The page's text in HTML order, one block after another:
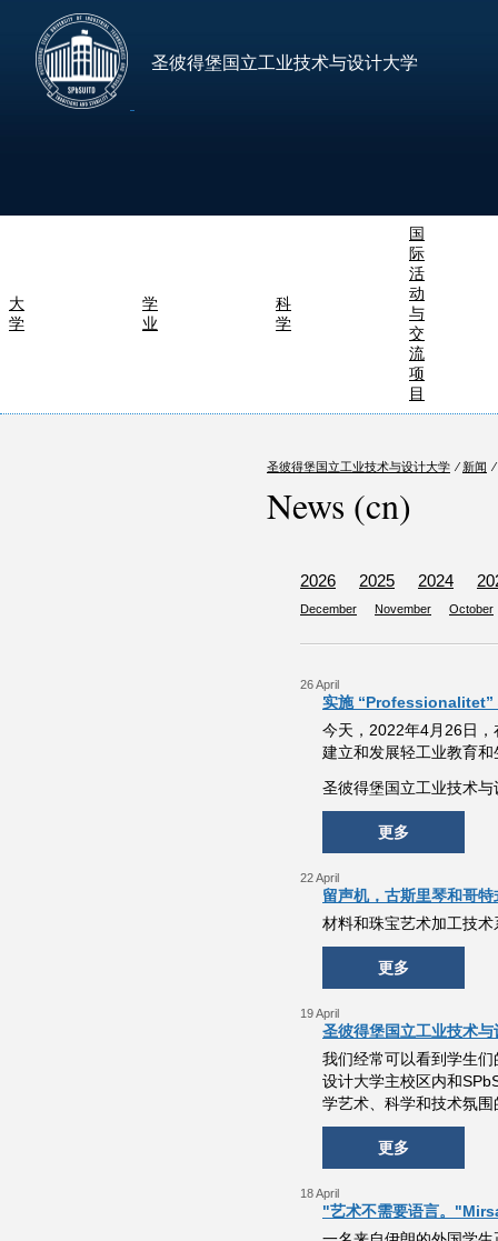
圣彼得堡国立工业技术与设计大学
大
学
学
业
科
学
国
际
活
动
与
交
流
项
目
圣彼得堡国立工业技术与设计大学 ⁄ 新闻 ⁄
News (cn)
2026 2025 2024
December November October
26 April
实施 “Professionalitet”
今天，2022年4月26日，
建立和发展轻工业教育和
圣彼得堡国立工业技术
更多
22 April
留声机，古斯里琴和哥
材料和珠宝艺术加工技
更多
19 April
圣彼得堡国立工业技术
我们经常可以看到学生
设计大学主校区内和
学艺术、科学和技术氛
更多
18 April
"艺术不需要语言。